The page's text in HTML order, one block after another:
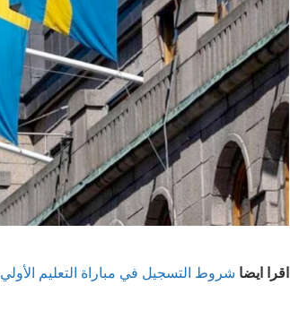
اقرا ايضا شروط التسجيل في مباراة التعليم الأولي 2024